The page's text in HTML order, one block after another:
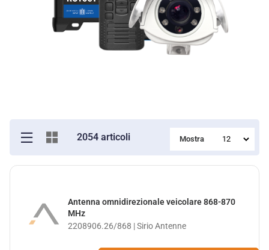
2054 articoli Mostra
Antenna omnidirezionale veicolare 868-870
MHz
2208906.26/868 | Sirio Antenne